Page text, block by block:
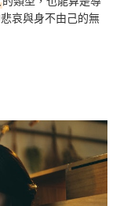
哀與身不由己的無